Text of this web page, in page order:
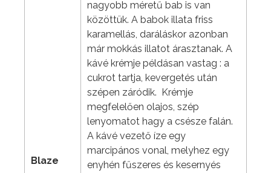
Blaze
nagyobb méretű bab is van
közöttük. A babok illata friss
karamellás, daráláskor azonban
már mokkás illatot árasztanak. A
kávé krémje példásan vastag : a
cukrot tartja, kevergetés után
szépen záródik. Krémje
megfelelően olajos, szép
lenyomatot hagy a csésze falán.
A kávé vezető íze egy
marcipános vonal, melyhez egy
enyhén fűszeres és kesernyés